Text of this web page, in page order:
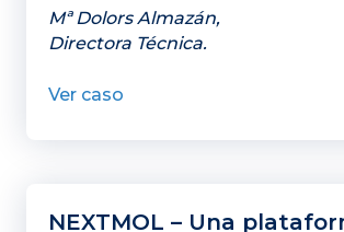
Mª Dolors Almazán,
Directora Técnica.
Ver caso
NEXTMOL – Una